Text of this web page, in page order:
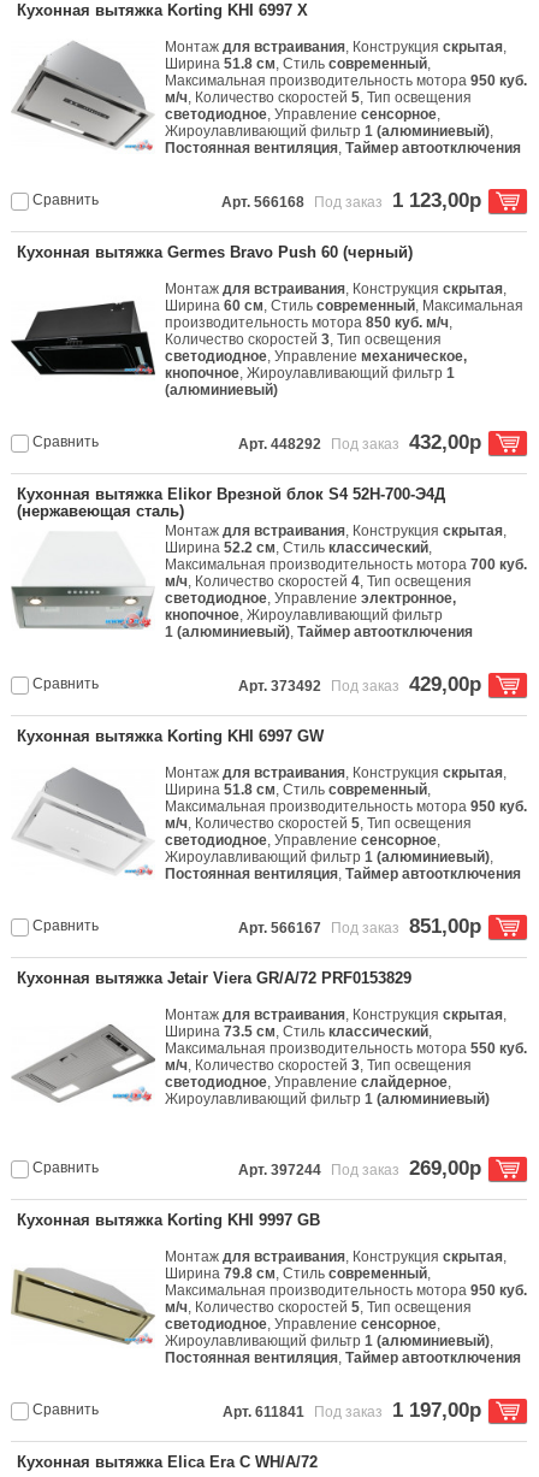
Кухонная вытяжка Korting KHI 6997 X
Монтаждля встраивания, Конструкцияскрытая,
Ширина51.8 см, Стильсовременный,
Максимальная производительность мотора950 куб.
м/ч, Количество скоростей5, Тип освещения
светодиодное, Управлениесенсорное,
Жироулавливающий фильтр1 (алюминиевый),
Постоянная вентиляция,Таймер автоотключения
Сравнить Арт. 566168 Под заказ 1 123,00р
Кухонная вытяжка Germes Bravo Push 60 (черный)
Монтаждля встраивания, Конструкцияскрытая,
Ширина60 см, Стильсовременный, Максимальная
производительность мотора850 куб. м/ч,
Количество скоростей3, Тип освещения
светодиодное, Управлениемеханическое,
кнопочное, Жироулавливающий фильтр1
(алюминиевый)
Сравнить Арт. 448292 Под заказ 432,00р
Кухонная вытяжка Elikor Врезной блок S4 52Н-700-Э4Д
(нержавеющая сталь)
Монтаждля встраивания, Конструкцияскрытая,
Ширина52.2 см, Стильклассический,
Максимальная производительность мотора700 куб.
м/ч, Количество скоростей4, Тип освещения
светодиодное, Управлениеэлектронное,
кнопочное, Жироулавливающий фильтр
1 (алюминиевый),Таймер автоотключения
Сравнить Арт. 373492 Под заказ 429,00р
Кухонная вытяжка Korting KHI 6997 GW
Монтаждля встраивания, Конструкцияскрытая,
Ширина51.8 см, Стильсовременный,
Максимальная производительность мотора950 куб.
м/ч, Количество скоростей5, Тип освещения
светодиодное, Управлениесенсорное,
Жироулавливающий фильтр1 (алюминиевый),
Постоянная вентиляция,Таймер автоотключения
Сравнить Арт. 566167 Под заказ 851,00р
Кухонная вытяжка Jetair Viera GR/A/72 PRF0153829
Монтаждля встраивания, Конструкцияскрытая,
Ширина73.5 см, Стильклассический,
Максимальная производительность мотора550 куб.
м/ч, Количество скоростей3, Тип освещения
светодиодное, Управлениеслайдерное,
Жироулавливающий фильтр1 (алюминиевый)
Сравнить Арт. 397244 Под заказ 269,00р
Кухонная вытяжка Korting KHI 9997 GB
Монтаждля встраивания, Конструкцияскрытая,
Ширина79.8 см, Стильсовременный,
Максимальная производительность мотора950 куб.
м/ч, Количество скоростей5, Тип освещения
светодиодное, Управлениесенсорное,
Жироулавливающий фильтр1 (алюминиевый),
Постоянная вентиляция,Таймер автоотключения
Сравнить Арт. 611841 Под заказ 1 197,00р
Кухонная вытяжка Elica Era C WH/A/72